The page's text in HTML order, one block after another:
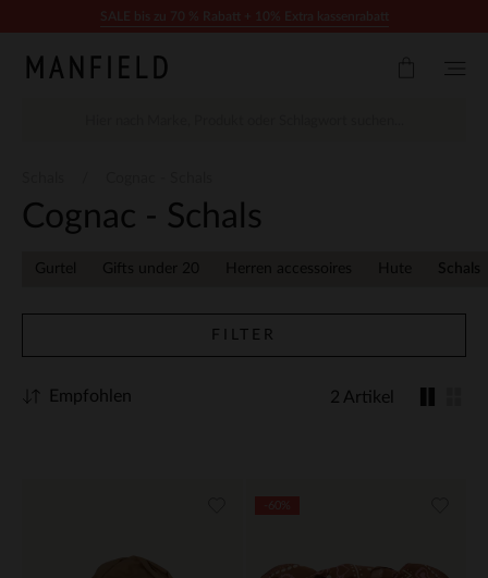
Cognac - Schals
Gurtel Gifts under 20 Herren accessoires Hute Schals
FILTER
2 Artikel
Empfohlen